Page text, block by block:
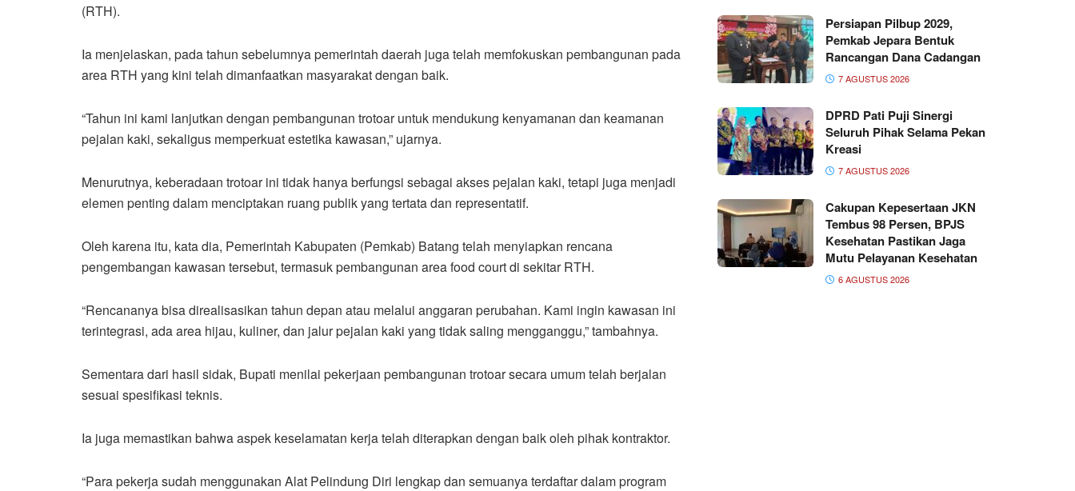
(RTH).
Ia menjelaskan, pada tahun sebelumnya pemerintah daerah juga telah memfokuskan pembangunan pada
area RTH yang kini telah dimanfaatkan masyarakat dengan baik.
“Tahun ini kami lanjutkan dengan pembangunan trotoar untuk mendukung kenyamanan dan keamanan
pejalan kaki, sekaligus memperkuat estetika kawasan,” ujarnya.
Menurutnya, keberadaan trotoar ini tidak hanya berfungsi sebagai akses pejalan kaki, tetapi juga menjadi
elemen penting dalam menciptakan ruang publik yang tertata dan representatif.
Oleh karena itu, kata dia, Pemerintah Kabupaten (Pemkab) Batang telah menyiapkan rencana
pengembangan kawasan tersebut, termasuk pembangunan area food court di sekitar RTH.
“Rencananya bisa direalisasikan tahun depan atau melalui anggaran perubahan. Kami ingin kawasan ini
terintegrasi, ada area hijau, kuliner, dan jalur pejalan kaki yang tidak saling mengganggu,” tambahnya.
Sementara dari hasil sidak, Bupati menilai pekerjaan pembangunan trotoar secara umum telah berjalan
sesuai spesifikasi teknis.
Ia juga memastikan bahwa aspek keselamatan kerja telah diterapkan dengan baik oleh pihak kontraktor.
“Para pekerja sudah menggunakan Alat Pelindung Diri lengkap dan semuanya terdaftar dalam program
Persiapan Pilbup 2029,
Pemkab Jepara Bentuk
Rancangan Dana Cadangan
7 AGUSTUS 2026
DPRD Pati Puji Sinergi
Seluruh Pihak Selama Pekan
Kreasi
7 AGUSTUS 2026
Cakupan Kepesertaan JKN
Tembus 98 Persen, BPJS
Kesehatan Pastikan Jaga
Mutu Pelayanan Kesehatan
6 AGUSTUS 2026